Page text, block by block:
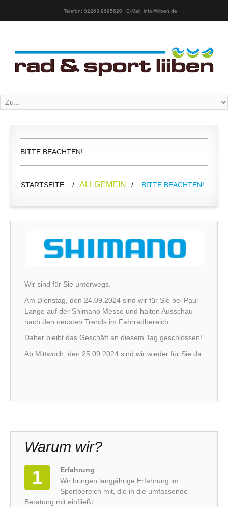
Telefon: 02263 9695620 E-Mail: info@liiben.de
BITTE BEACHTEN!
STARTSEITE / ALLGEMEIN / BITTE BEACHTEN!
Wir sind für Sie unterwegs.
Am Dienstag, den 24.09.2024 sind wir für Sie bei Paul
Lange auf der Shimano Messe und halten Ausschau
nach den neusten Trends im Fahrradbereich.
Daher bleibt das Geschäft an diesem Tag geschlossen!
Ab Mittwoch, den 25.09.2024 sind wir wieder für Sie da.
Warum wir?
1
Erfahrung
Wir bringen langjährige Erfahrung im
Sportbereich mit, die in die umfassende
Beratung mit einfließt.